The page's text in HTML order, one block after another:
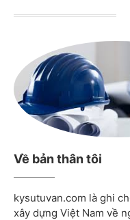
Về bản thân tôi
kysutuvan.com là ghi
xây dựng Việt Nam về